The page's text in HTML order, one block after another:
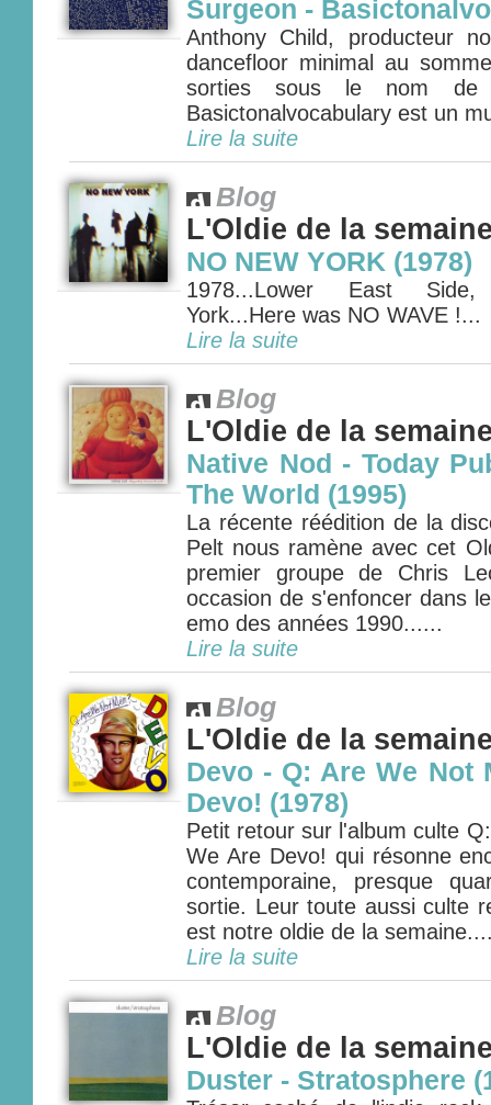
Surgeon -
Anthony Child, producteur
dancefloor minimal au
sorties sous le nom de
Basictonalvocabulary est un
Lire la suite
Blog
L'Oldie de la
NO NEW YORK (1978)
1978...Lower East
York...Here was NO WAVE !...
Lire la suite
Blog
L'Oldie de la
Native Nod - Today
The World (1995)
La récente réédition de la
Pelt nous ramène avec cet
premier groupe de Chris
occasion de s'enfoncer dans
emo des années 1990......
Lire la suite
Blog
L'Oldie de la
Devo - Q: Are We Not
Devo! (1978)
Petit retour sur l'album culte
We Are Devo! qui résonne
contemporaine, presque
sortie. Leur toute aussi culte
est notre oldie de la
Lire la suite
Blog
L'Oldie de la
Duster - Stratosphere